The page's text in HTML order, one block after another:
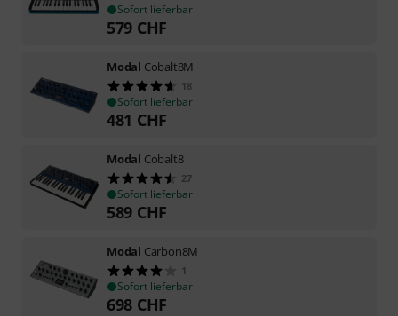
Sofort lieferbar
579 CHF
Modal Cobalt8M
18
Sofort lieferbar
481 CHF
Modal Cobalt8
27
Sofort lieferbar
589 CHF
Modal Carbon8M
1
Sofort lieferbar
698 CHF